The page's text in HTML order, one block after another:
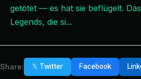
getötet — es hat sie beflügelt.
Legends, die si...
Share: 𝕏 Twitter Facebook